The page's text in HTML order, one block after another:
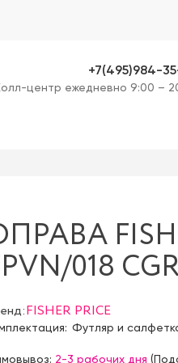
+7(495)984-
центр ежедневно 9:00 –
018
FISHER PRICE
Футляр и
2-3 рабочих дня (